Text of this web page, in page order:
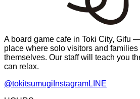
A board game cafe in Toki City, Gifu
place where solo visitors and
themselves. Our staff will teach you
can relax.
@tokitsumugi InstagramLINE